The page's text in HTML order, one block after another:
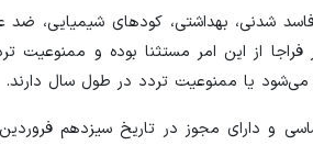
شدنی، بهداشتی، کودهای شیمیایی، ضد
از این امر مستثنا بوده و ممنوعیت
می‌شود یا ممنوعیت تردد در طول سال دارند.